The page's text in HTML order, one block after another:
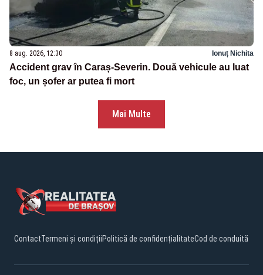
8 aug. 2026, 12:30 Ionuț Nichita
Accident grav în Caraș-Severin. Două vehicule au luat
foc, un șofer ar putea fi mort
Mai Multe
ContactTermeni și condițiiPolitică de confidențialitateCod de conduită